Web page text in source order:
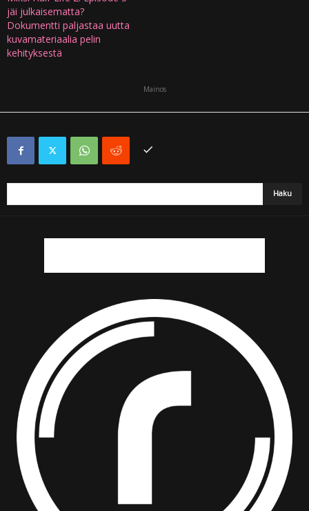
jäi julkaisematta?
Dokumentti paljastaa uutta
kuvamateriaalia pelin
kehityksestä
Mainos